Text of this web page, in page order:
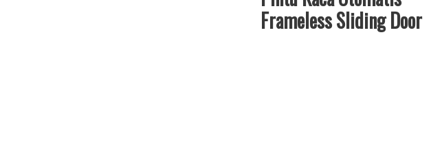
Frameless Sliding Door